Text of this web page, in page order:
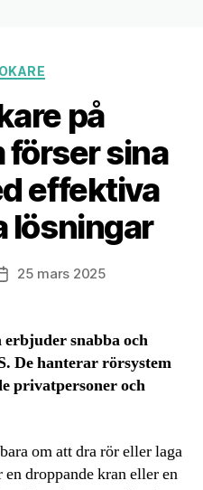
Kategorier
på
förser sina
effektiva
lösningar
Inläggsdatum
25 mars 2025
snabba och
De hanterar rörsystem
privatpersoner och
om att dra rör eller laga
droppande kran eller en